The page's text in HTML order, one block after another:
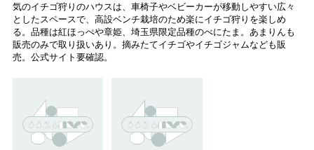
気のイチゴ狩りのハウスは、車椅子やベビーカーが移動しやすい広々
としたスペースで、高設ベンチ栽培のため楽にイチゴ狩りを楽しめ
る。品種は紅ほっぺや章姫、埼玉県限定品種のべにたま。あまりんも
販売のみで取り扱いあり。摘みたてイチゴやイチゴジャムなども販
売。公式サイト要確認。